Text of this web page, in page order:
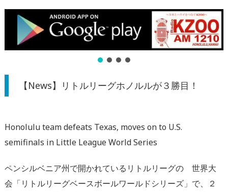
【News】リトルリーグホノルルが３勝目！
Honolulu team defeats Texas, moves on to U.S.
semifinals in Little League World Series
ペンシルベニア州で開かれているリトルリーグの 世界大
会「リトルリーグベースボールワールドシリーズ」で、２